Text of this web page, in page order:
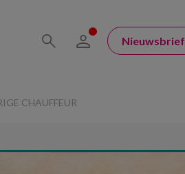
Nieuwsbrief
CHAUFFEUR